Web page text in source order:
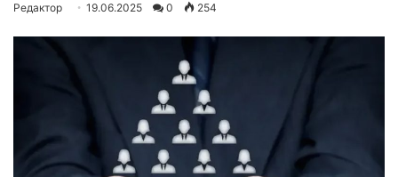
Редактор 19.06.2025 0 254